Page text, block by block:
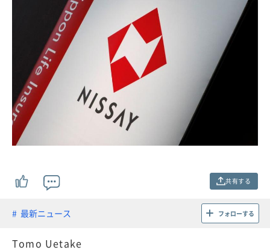
共有する
最新ニュース フォローする
Tomo Uetake